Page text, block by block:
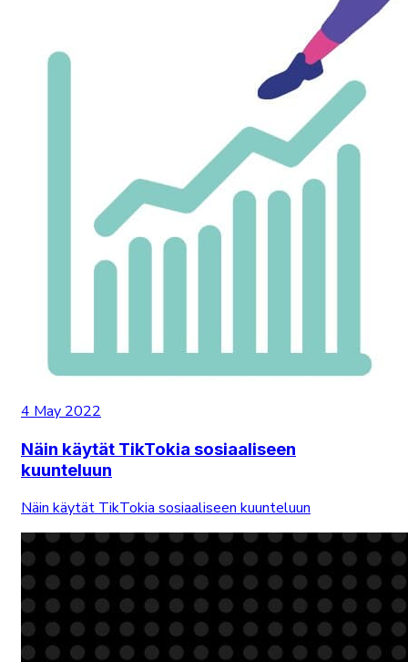
4 May 2022
Näin käytät TikTokia sosiaaliseen
kuunteluun
Näin käytät TikTokia sosiaaliseen kuunteluun